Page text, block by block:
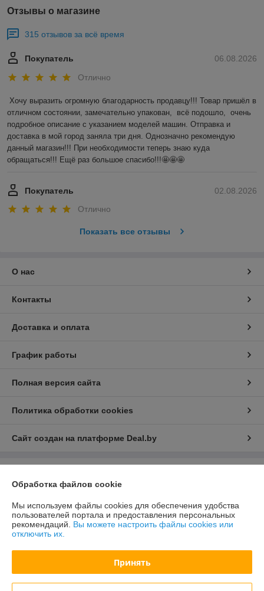
Отзывы о магазине
315 отзывов за всё время
06.08.2026
Покупатель
Отлично
Хочу выразить огромную благодарность продавцу!!! Товар пришёл в
отличном состоянии, замечательно упакован,  всё подошло,  очень
подробное описание с указанием моделей машин. Отправка и
доставка в мой город заняла три дня. Однозначно рекомендую
данный магазин!!! При необходимости теперь знаю куда
обращаться!!! Ещё раз большое спасибо!!!🤩🤩🤩
02.08.2026
Покупатель
Отлично
Показать все отзывы
О нас
Контакты
Доставка и оплата
График работы
Полная версия сайта
Политика обработки cookies
Сайт создан на платформе Deal.by
220026, г. Минск пр-т Партизанский д.144 офис 12
Регистрационный номер ЕГР: 193638764
Регистрационный орган: Мингорисолком
Обработка файлов cookie
Мы используем файлы cookies для обеспечения удобства
пользователей портала и предоставления персональных
рекомендаций. Вы можете настроить файлы cookies или
отключить их.
Принять